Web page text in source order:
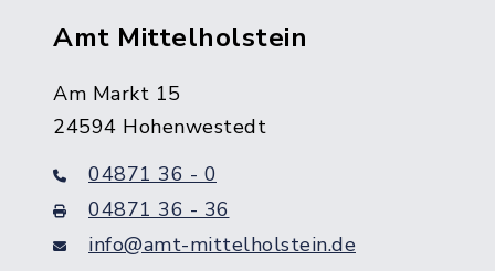
Amt Mittelholstein
Am Markt 15
24594 Hohenwestedt
04871 36 - 0
04871 36 - 36
info@amt-mittelholstein.de